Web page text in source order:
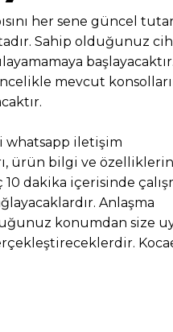
her sene güncel
Sahip olduğunuz
başlayacaktır.
mevcut
whatsapp iletişim
ürün bilgi ve
dakika içerisinde
Anlaşma
konumdan size